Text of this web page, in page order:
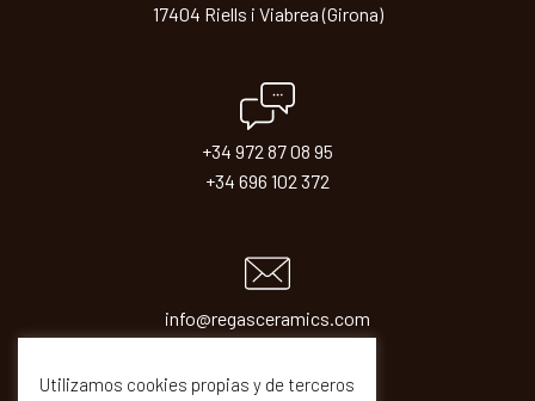
17404 Riells i Viabrea (Girona)
+34 972 87 08 95
+34 696 102 372
info@regasceramics.com
Utilizamos cookies propias y de terceros